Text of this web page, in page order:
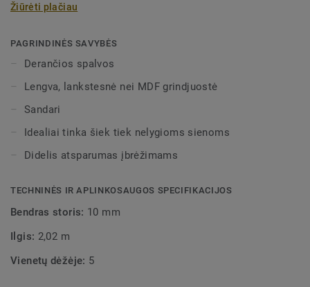
mirkomos vandenyje. Gali būti dviejų aukščių – 60 mm ir
spalvų pilnai apdailai užtikrinti. Dekoratyvinės
montuojamos grindjuostės dera su visomis LVT grindimis
(Glue-Down, Click ir Loose-Lay).
Žiūrėti plačiau
PAGRINDINĖS SAVYBĖS
Derančios spalvos
Lengva, lankstesnė nei MDF grindjuostė
Sandari
Idealiai tinka šiek tiek nelygioms sienoms
Didelis atsparumas įbrėžimams
TECHNINĖS IR APLINKOSAUGOS SPECIFIKACIJOS
Bendras storis: 10 mm
Ilgis: 2,02 m
Vienetų dėžėje: 5